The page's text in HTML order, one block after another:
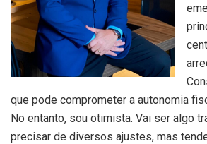
que pode comprometer a autonomia
No entanto, sou otimista. Vai ser algo
precisar de diversos ajustes, mas